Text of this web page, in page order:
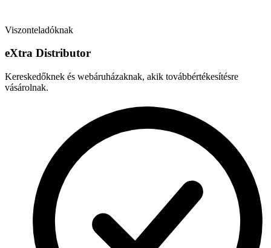
Viszonteladóknak
eXtra Distributor
Kereskedőknek és webáruházaknak, akik továbbértékesítésre
vásárolnak.